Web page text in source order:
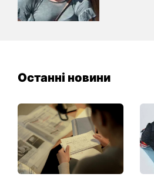
Останні новини